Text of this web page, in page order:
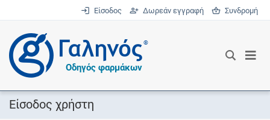
Είσοδος Δωρεάν εγγραφή Συνδρομή
®
Οδηγός φαρμάκων
Είσοδος χρήστη